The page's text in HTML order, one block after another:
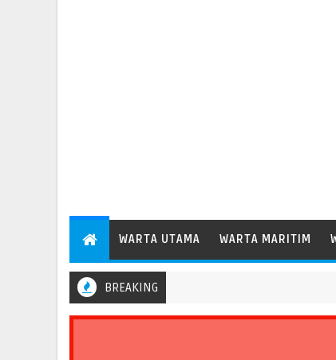
WARTA UTAMA WARTA MARITIM
BREAKING